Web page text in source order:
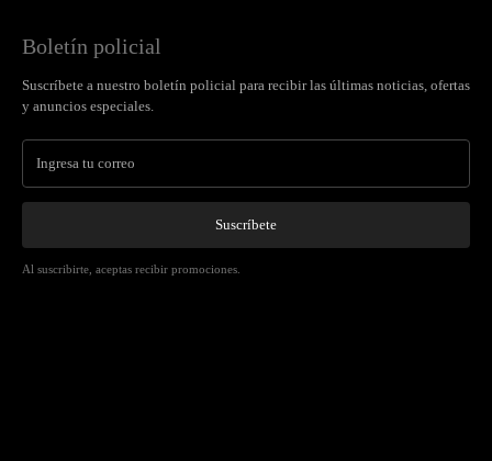
Boletín policial
Suscríbete a nuestro boletín policial para recibir las últimas noticias, ofertas
y anuncios especiales.
Suscríbete
Al suscribirte, aceptas recibir promociones.